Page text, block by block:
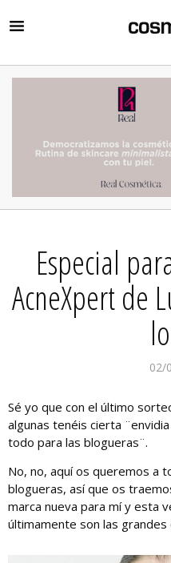
Especial
AcneXpert de
02/
Sé yo que con el último
algunas tenéis cierta
todo para las blogueras¨.
No, no, aquí os queremos a
blogueras, así que os
marca nueva para mí y esta
últimamente son las grandes